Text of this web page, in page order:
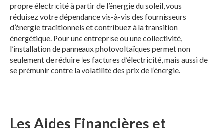
propre électricité à partir de l’énergie du soleil, vous
réduisez votre dépendance vis-à-vis des fournisseurs
d’énergie traditionnels et contribuez à la transition
énergétique. Pour une entreprise ou une collectivité,
l’installation de panneaux photovoltaïques permet non
seulement de réduire les factures d’électricité, mais aussi de
se prémunir contre la volatilité des prix de l’énergie.
Les Aides Financières et